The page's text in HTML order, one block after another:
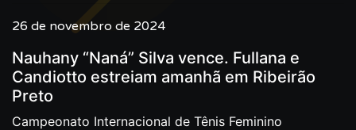
26 de novembro de 2024
Nauhany “Naná” Silva vence. Fullana e
Candiotto estreiam amanhã em Ribeirão
Preto
Campeonato Internacional de Tênis Feminino